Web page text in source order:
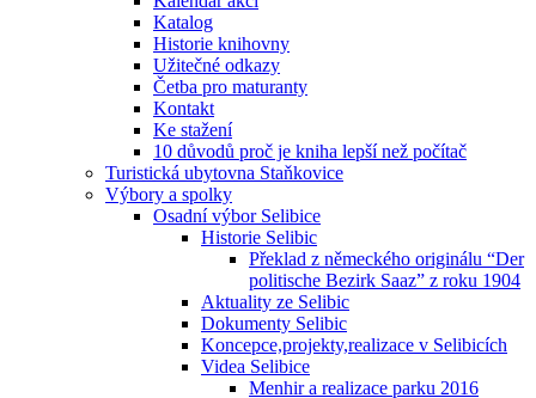
Katalog
Historie knihovny
Užitečné odkazy
Četba pro maturanty
Kontakt
Ke stažení
10 důvodů proč je kniha lepší než počítač
Turistická ubytovna Staňkovice
Výbory a spolky
Osadní výbor Selibice
Historie Selibic
Překlad z německého originálu “Der
politische Bezirk Saaz” z roku 1904
Aktuality ze Selibic
Dokumenty Selibic
Koncepce,projekty,realizace v Selibicích
Videa Selibice
Menhir a realizace parku 2016